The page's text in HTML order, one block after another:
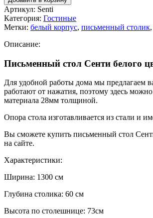
Артикул: Senti
Категория: Гостиные
Метки: белый корпус, письменный столик,
Описание:
Письменный стол Сенти белого
Для удобной работы дома мы предлагаем
работают от нажатия, поэтому здесь
материала 28мм толщиной.
Опора стола изготавливается из стали и
Вы сможете купить письменный стол
на сайте.
Характеристики:
Ширина: 1300 см
Глубина столика: 60 см
Высота по столешнице: 73см